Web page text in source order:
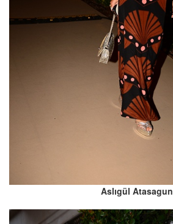
Aslıgül Atasagun